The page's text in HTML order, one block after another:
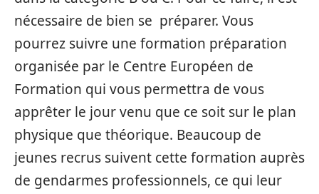
nécessaire de bien se préparer. Vous
pourrez suivre une formation préparation
organisée par le Centre Européen de
Formation qui vous permettra de vous
apprêter le jour venu que ce soit sur le plan
physique que théorique. Beaucoup de
jeunes recrus suivent cette formation auprès
de gendarmes professionnels, ce qui leur